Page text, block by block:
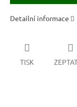
Detailní informace
TISK